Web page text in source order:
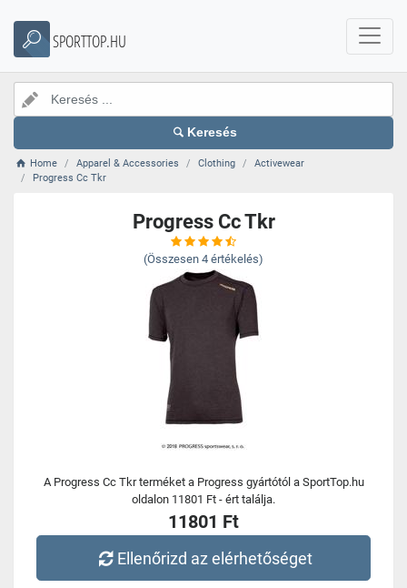
SPORTTOP.HU
Keresés
Home Apparel & Accessories Clothing
Activewear
Progress Cc Tkr
Progress Cc Tkr
(Összesen 4 értékelés)
A Progress Cc Tkr terméket a Progress gyártótól a SportTop.hu
oldalon 11801 Ft - ért találja.
11801 Ft
Ellenőrizd az elérhetőséget